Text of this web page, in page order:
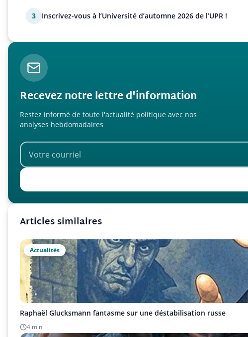
3 Inscrivez-vous à l’Université d’automne 2026 de l’UPR !
Recevez notre lettre d'information
Restez informé de toute l'actualité politique avec nos
analyses hebdomadaires
Articles similaires
Actualités
Raphaël Glucksmann fantasme sur une déstabilisation russe
4 min